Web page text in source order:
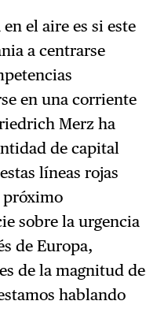
el aire es si este
a centrarse
en una corriente
Merz ha
de capital
líneas rojas
próximo
sobre la urgencia
de Europa,
de la magnitud de
hablando